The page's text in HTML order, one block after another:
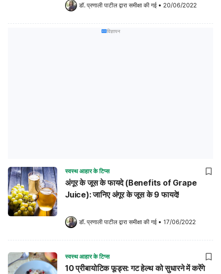
डॉ. प्रणाली पाटील द्वारा समीक्षा की गई • 20/06/2022
विज्ञापन
स्वस्थ आहार के टिप्स
अंगूर के जूस के फायदे (Benefits of Grape
Juice): जानिए अंगूर के जूस के 9 फायदे!
डॉ. प्रणाली पाटील द्वारा समीक्षा की गई • 17/06/2022
स्वस्थ आहार के टिप्स
10 प्रीबायोटिक फूड्स: गट हेल्थ को सुधारने में करेंगे